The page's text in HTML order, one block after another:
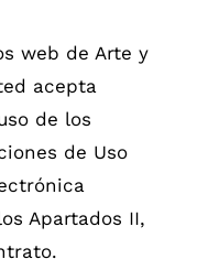
web de Arte y
acepta
de los
de Uso
Apartados II,